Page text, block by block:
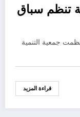
تنظم سباق
جمعية التنمية
قراءة المزيد